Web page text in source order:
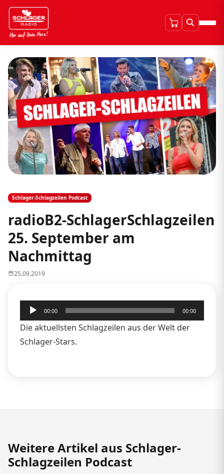
Schlager-Schlagzeilen Podcast
radioB2-SchlagerSchlagzeilen
25. September am
Nachmittag
25.09.2019
Audio-
Player
00:00 00:00
Die aktuellsten Schlagzeilen aus der Welt der
Schlager-Stars.
Weitere Artikel aus Schlager-
Schlagzeilen Podcast